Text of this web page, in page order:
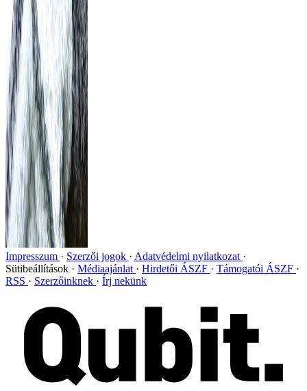
Impresszum Szerzői jogok
Adatvédelmi nyilatkozat
Sütibeállítások
Médiaajánlat Hirdetői ÁSZF
Támogatói ÁSZF
RSS
Szerzőinknek Írj nekünk